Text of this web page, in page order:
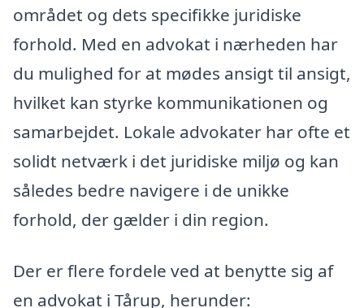
området og dets specifikke juridiske
forhold. Med en advokat i nærheden har
du mulighed for at mødes ansigt til ansigt,
hvilket kan styrke kommunikationen og
samarbejdet. Lokale advokater har ofte et
solidt netværk i det juridiske miljø og kan
således bedre navigere i de unikke
forhold, der gælder i din region.
Der er flere fordele ved at benytte sig af
en advokat i Tårup, herunder: